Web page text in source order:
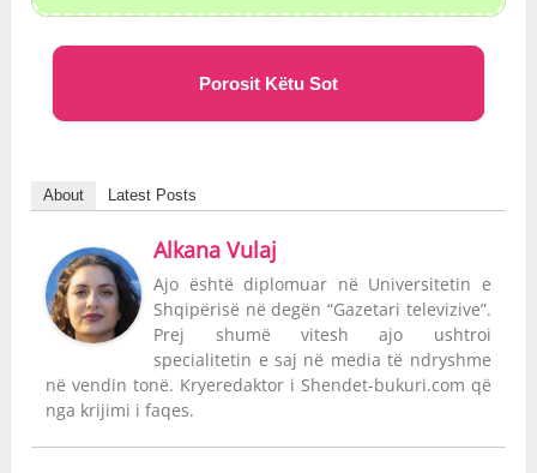
Porosit Këtu Sot
About Latest Posts
Alkana Vulaj
Ajo është diplomuar në Universitetin e
Shqipërisë në degën “Gazetari televizive”.
Prej shumë vitesh ajo ushtroi
specialitetin e saj në media të ndryshme
në vendin tonë. Kryeredaktor i Shendet-bukuri.com që
nga krijimi i faqes.